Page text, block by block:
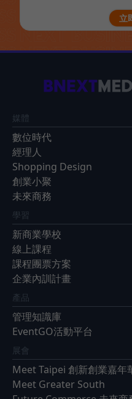
立
媒體
數位時代
經理人
Shopping Design
創業小聚
未來商務
學習
新商業學校
線上課程
課程團票方案
企業內訓計畫
產品
管理知識庫
EventGO活動平台
展會
Meet Taipei 創新創業嘉年
Meet Greater South